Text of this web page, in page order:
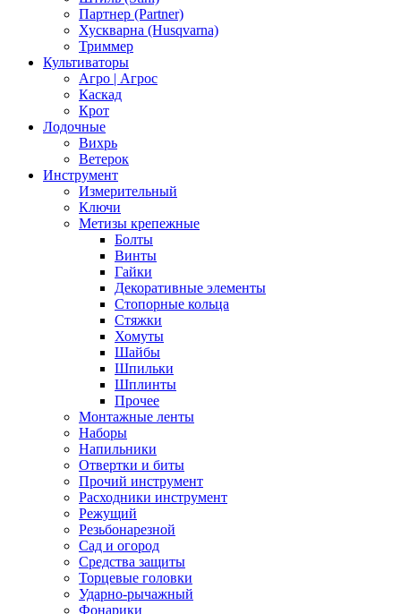
Партнер (Partner)
Хускварна (Husqvarna)
Триммер
Культиваторы
Агро | Агрос
Каскад
Крот
Лодочные
Вихрь
Ветерок
Инструмент
Измерительный
Ключи
Метизы крепежные
Болты
Винты
Гайки
Декоративные элементы
Стопорные кольца
Стяжки
Хомуты
Шайбы
Шпильки
Шплинты
Прочее
Монтажные ленты
Наборы
Напильники
Отвертки и биты
Прочий инструмент
Расходники инструмент
Режущий
Резьбонарезной
Сад и огород
Средства защиты
Торцевые головки
Ударно-рычажный
Фонарики